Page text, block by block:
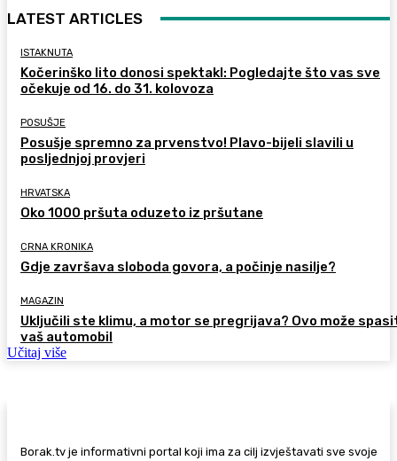
LATEST ARTICLES
ISTAKNUTA
Kočerinško lito donosi spektakl: Pogledajte što vas sve
očekuje od 16. do 31. kolovoza
POSUŠJE
Posušje spremno za prvenstvo! Plavo-bijeli slavili u
posljednjoj provjeri
HRVATSKA
Oko 1000 pršuta oduzeto iz pršutane
CRNA KRONIKA
Gdje završava sloboda govora, a počinje nasilje?
MAGAZIN
Uključili ste klimu, a motor se pregrijava? Ovo može
vaš automobil
Učitaj više
Borak.tv je informativni portal koji ima za cilj izvještavati sve svoje